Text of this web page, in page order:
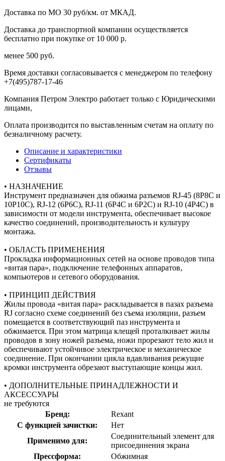
Доставка по МО 30 руб/км. от МКАД.
Доставка до транспортной компании осуществляется
бесплатно при покупке от 10 000 р.
менее 500 руб.
Время доставки согласовывается с менеджером по телефону
+7(495)787-17-46
Компания Петром Электро работает только с Юридическими
лицами,
Оплата производится по выставленным счетам на оплату по
безналичному расчету.
Описание и характеристики
Сертификаты
Отзывы
• НАЗНАЧЕНИЕ
Инструмент предназначен для обжима разъемов RJ-45 (8P8C и
10P10C), RJ-12 (6P6C), RJ-11 (6P4C и 6P2C) и RJ-10 (4P4C) в
зависимости от модели инструмента, обеспечивает высокое
качество соединений, производительность и культуру
монтажа.
• ОБЛАСТЬ ПРИМЕНЕНИЯ
Прокладка информационных сетей на основе проводов типа
«витая пара», подключение телефонных аппаратов,
компьютеров и сетевого оборудования.
• ПРИНЦИП ДЕЙСТВИЯ
Жилы провода «витая пара» раскладывается в пазах разъема
RJ согласно схеме соединений без съема изоляции, разъем
помещается в соответствующий паз инструмента и
обжимается. При этом матрица клещей проталкивает жилы
проводов в зону ножей разъема, ножи прорезают тело жил и
обеспечивают устойчивое электрическое и механическое
соединение. При окончании цикла вдавливания режущие
кромки инструмента обрезают выступающие концы жил.
• ДОПОЛНИТЕЛЬНЫЕ ПРИНАДЛЕЖНОСТИ И
АКСЕССУАРЫ
не требуются
Бренд:
Rexant
С функцией зачистки:
Нет
Применимо для:
Соединительный элемент для
присоединения экрана
Прессформа:
Обжимная